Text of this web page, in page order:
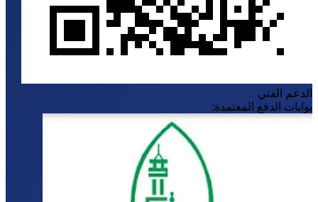
الدعم الفني
بوابات الدفع المعتمدة: